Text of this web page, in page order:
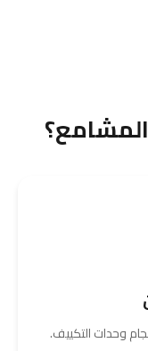
وحدات التكييف.